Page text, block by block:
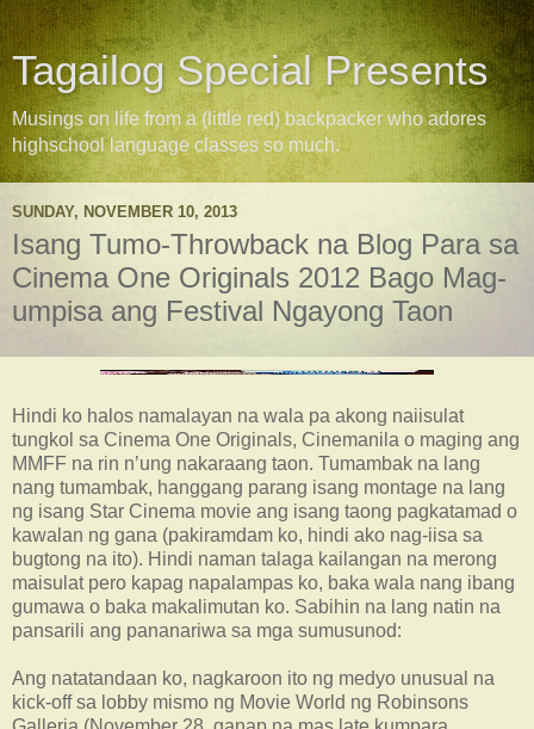
Tagailog Special Presents
Musings on life from a (little red) backpacker who adores
highschool language classes so much.
SUNDAY, NOVEMBER 10, 2013
Isang Tumo-Throwback na Blog Para sa
Cinema One Originals 2012 Bago Mag-
umpisa ang Festival Ngayong Taon
Hindi ko halos namalayan na wala pa akong naiisulat
tungkol sa Cinema One Originals, Cinemanila o maging ang
MMFF na rin n’ung nakaraang taon. Tumambak na lang
nang tumambak, hanggang parang isang montage na lang
ng isang Star Cinema movie ang isang taong pagkatamad o
kawalan ng gana (pakiramdam ko, hindi ako nag-iisa sa
bugtong na ito). Hindi naman talaga kailangan na merong
maisulat pero kapag napalampas ko, baka wala nang ibang
gumawa o baka makalimutan ko. Sabihin na lang natin na
pansarili ang pananariwa sa mga sumusunod:
Ang natatandaan ko, nagkaroon ito ng medyo unusual na
kick-off sa lobby mismo ng Movie World ng Robinsons